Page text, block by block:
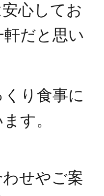
心してお
だと思い
り食事に
す。
せやご案